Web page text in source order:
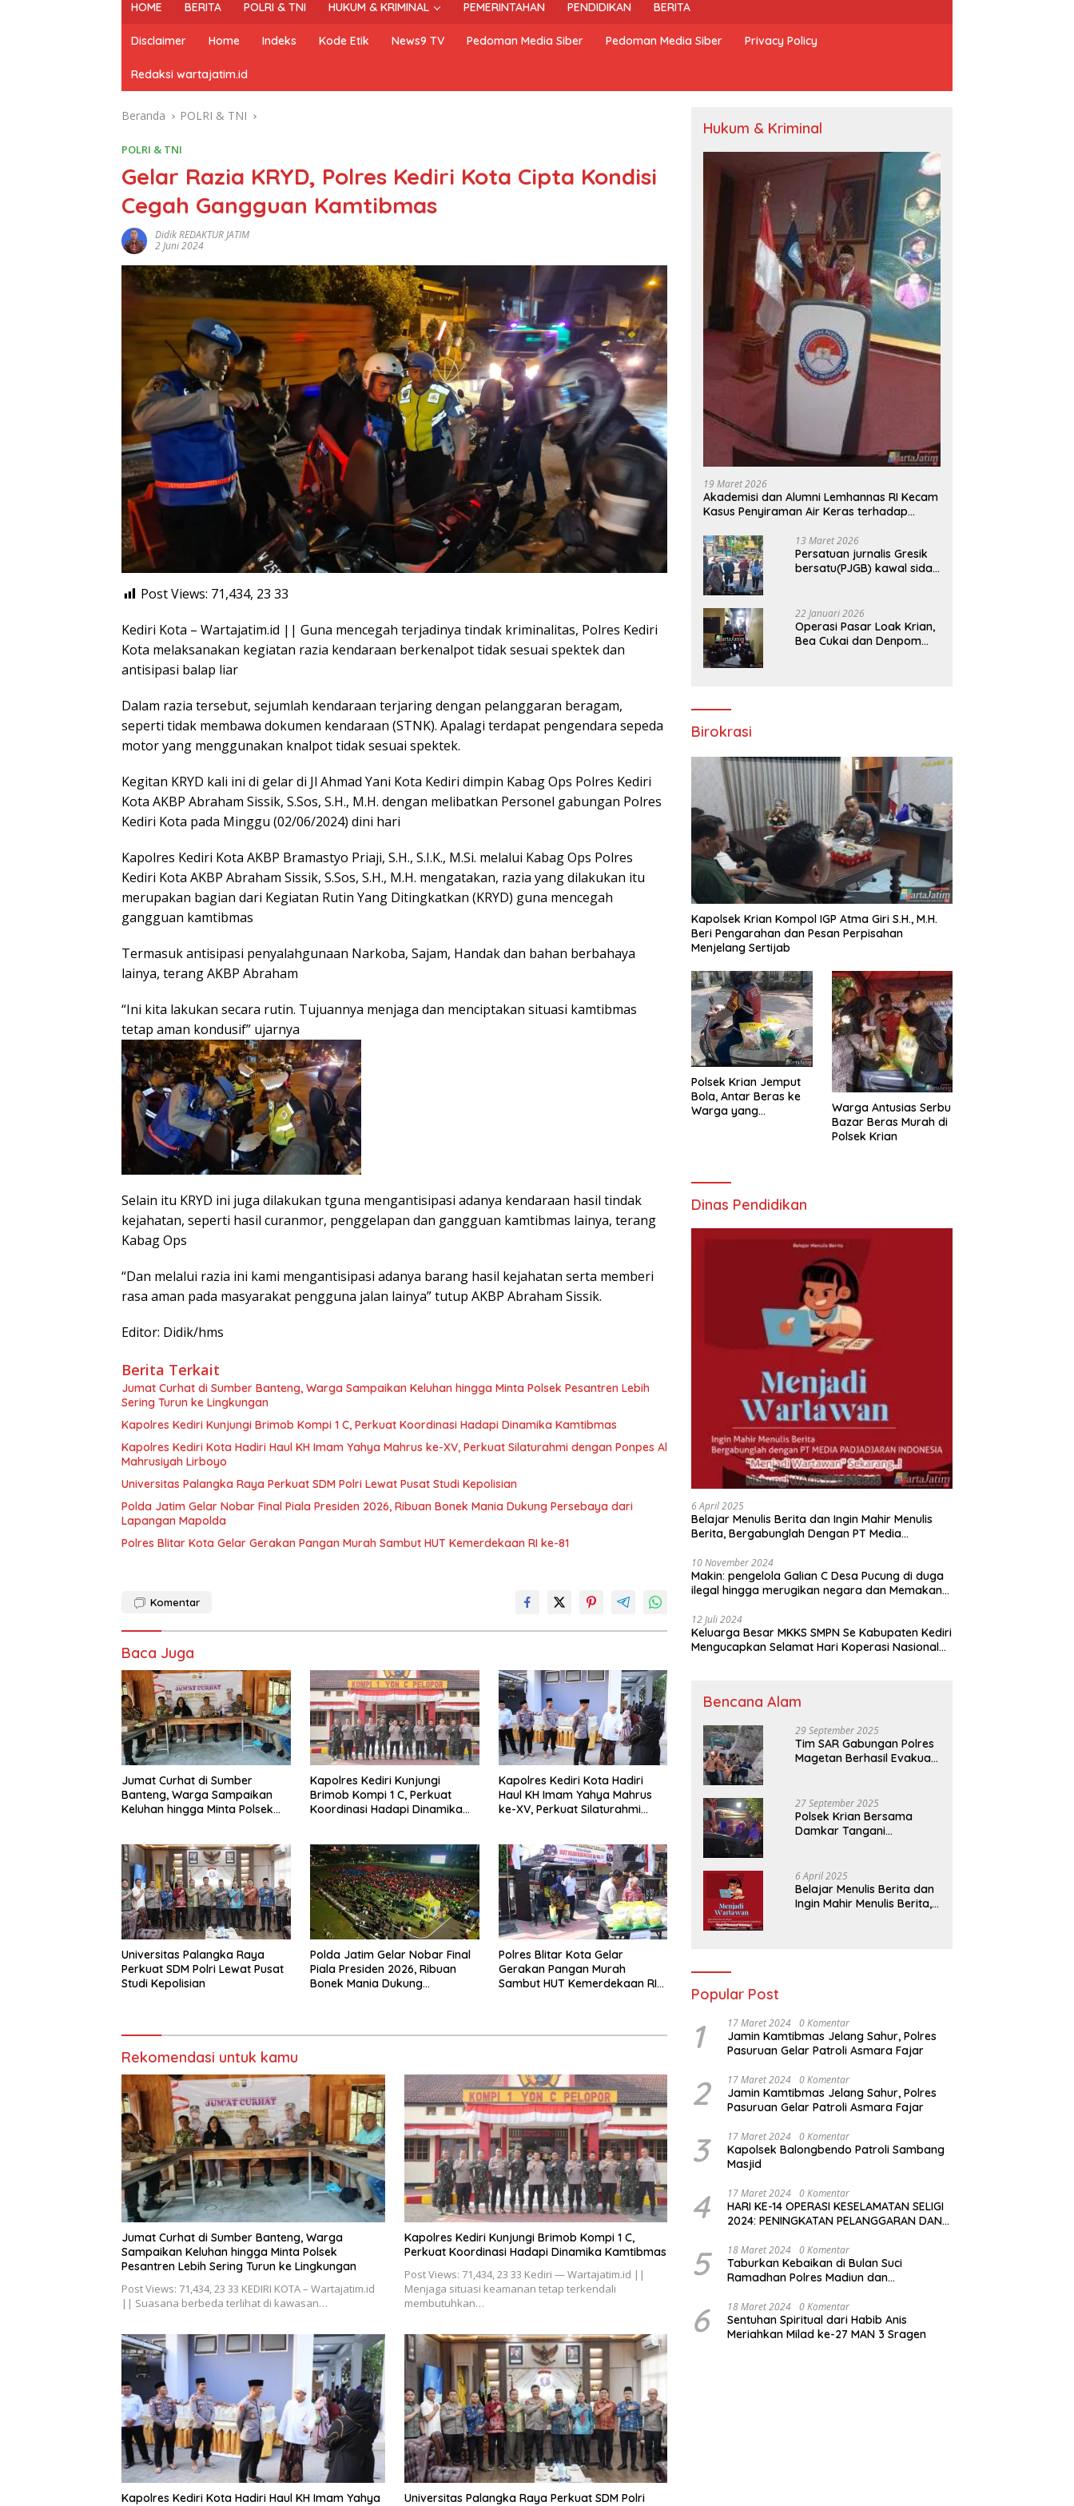
HOME BERITA POLRI & TNI HUKUM & KRIMINAL PEMERINTAHAN PENDIDIKAN BERITA
Disclaimer Home Indeks Kode Etik News9 TV Pedoman Media Siber Pedoman Media Siber Privacy Policy
Redaksi wartajatim.id
Beranda POLRI & TNI
POLRI & TNI
Gelar Razia KRYD, Polres Kediri Kota Cipta Kondisi
Cegah Gangguan Kamtibmas
Didik REDAKTUR JATIM
2 Juni 2024
Post Views: 71,434, 23 33
Kediri Kota – Wartajatim.id || Guna mencegah terjadinya tindak kriminalitas, Polres Kediri
Kota melaksanakan kegiatan razia kendaraan berkenalpot tidak sesuai spektek dan
antisipasi balap liar
Dalam razia tersebut, sejumlah kendaraan terjaring dengan pelanggaran beragam,
seperti tidak membawa dokumen kendaraan (STNK). Apalagi terdapat pengendara sepeda
motor yang menggunakan knalpot tidak sesuai spektek.
Kegitan KRYD kali ini di gelar di Jl Ahmad Yani Kota Kediri dimpin Kabag Ops Polres Kediri
Kota AKBP Abraham Sissik, S.Sos, S.H., M.H. dengan melibatkan Personel gabungan Polres
Kediri Kota pada Minggu (02/06/2024) dini hari
Kapolres Kediri Kota AKBP Bramastyo Priaji, S.H., S.I.K., M.Si. melalui Kabag Ops Polres
Kediri Kota AKBP Abraham Sissik, S.Sos, S.H., M.H. mengatakan, razia yang dilakukan itu
merupakan bagian dari Kegiatan Rutin Yang Ditingkatkan (KRYD) guna mencegah
gangguan kamtibmas
Termasuk antisipasi penyalahgunaan Narkoba, Sajam, Handak dan bahan berbahaya
lainya, terang AKBP Abraham
“Ini kita lakukan secara rutin. Tujuannya menjaga dan menciptakan situasi kamtibmas
tetap aman kondusif” ujarnya
Selain itu KRYD ini juga dilakukan tguna mengantisipasi adanya kendaraan hasil tindak
kejahatan, seperti hasil curanmor, penggelapan dan gangguan kamtibmas lainya, terang
Kabag Ops
“Dan melalui razia ini kami mengantisipasi adanya barang hasil kejahatan serta memberi
rasa aman pada masyarakat pengguna jalan lainya” tutup AKBP Abraham Sissik.
Editor: Didik/hms
Berita Terkait
Jumat Curhat di Sumber Banteng, Warga Sampaikan Keluhan hingga Minta Polsek Pesantren Lebih
Sering Turun ke Lingkungan
Kapolres Kediri Kunjungi Brimob Kompi 1 C, Perkuat Koordinasi Hadapi Dinamika Kamtibmas
Kapolres Kediri Kota Hadiri Haul KH Imam Yahya Mahrus ke-XV, Perkuat Silaturahmi dengan Ponpes Al
Mahrusiyah Lirboyo
Universitas Palangka Raya Perkuat SDM Polri Lewat Pusat Studi Kepolisian
Polda Jatim Gelar Nobar Final Piala Presiden 2026, Ribuan Bonek Mania Dukung Persebaya dari
Lapangan Mapolda
Polres Blitar Kota Gelar Gerakan Pangan Murah Sambut HUT Kemerdekaan RI ke-81
Komentar
Baca Juga
Jumat Curhat di Sumber
Banteng, Warga Sampaikan
Keluhan hingga Minta Polsek
Kapolres Kediri Kunjungi
Brimob Kompi 1 C, Perkuat
Koordinasi Hadapi Dinamika
Kapolres Kediri Kota Hadiri
Haul KH Imam Yahya Mahrus
ke-XV, Perkuat Silaturahmi
Universitas Palangka Raya
Perkuat SDM Polri Lewat Pusat
Studi Kepolisian
Polda Jatim Gelar Nobar Final
Piala Presiden 2026, Ribuan
Bonek Mania Dukung
Polres Blitar Kota Gelar
Gerakan Pangan Murah
Sambut HUT Kemerdekaan RI
Rekomendasi untuk kamu
Jumat Curhat di Sumber Banteng, Warga
Sampaikan Keluhan hingga Minta Polsek
Pesantren Lebih Sering Turun ke Lingkungan
Post Views: 71,434, 23 33 KEDIRI KOTA – Wartajatim.id
|| Suasana berbeda terlihat di kawasan…
Kapolres Kediri Kunjungi Brimob Kompi 1 C,
Perkuat Koordinasi Hadapi Dinamika Kamtibmas
Post Views: 71,434, 23 33 Kediri — Wartajatim.id ||
Menjaga situasi keamanan tetap terkendali
membutuhkan…
Kapolres Kediri Kota Hadiri Haul KH Imam Yahya
Universitas Palangka Raya Perkuat SDM Polri
Hukum & Kriminal
19 Maret 2026
Akademisi dan Alumni Lemhannas RI Kecam
Kasus Penyiraman Air Keras terhadap
13 Maret 2026
Persatuan jurnalis Gresik
bersatu(PJGB) kawal sidak
atas nama Molyo Cipto
amin
22 Januari 2026
Operasi Pasar Loak Krian,
Bea Cukai dan Denpom
Birokrasi
Kapolsek Krian Kompol IGP Atma Giri S.H., M.H.
Beri Pengarahan dan Pesan Perpisahan
Menjelang Sertijab
Polsek Krian Jemput
Bola, Antar Beras ke
Warga yang
Warga Antusias Serbu
Bazar Beras Murah di
Polsek Krian
Dinas Pendidikan
6 April 2025
Belajar Menulis Berita dan Ingin Mahir Menulis
Berita, Bergabunglah Dengan PT Media
10 November 2024
Makin: pengelola Galian C Desa Pucung di duga
ilegal hingga merugikan negara dan Memakan
12 Juli 2024
Keluarga Besar MKKS SMPN Se Kabupaten Kediri
Mengucapkan Selamat Hari Koperasi Nasional
Bencana Alam
29 September 2025
Tim SAR Gabungan Polres
Magetan Berhasil Evakuasi
27 September 2025
Polsek Krian Bersama
Damkar Tangani
Cluster Lotus
6 April 2025
Belajar Menulis Berita dan
Ingin Mahir Menulis Berita,
Popular Post
1 17 Maret 2024 0 Komentar
Jamin Kamtibmas Jelang Sahur, Polres
Pasuruan Gelar Patroli Asmara Fajar
2 17 Maret 2024 0 Komentar
Jamin Kamtibmas Jelang Sahur, Polres
Pasuruan Gelar Patroli Asmara Fajar
3 17 Maret 2024 0 Komentar
Kapolsek Balongbendo Patroli Sambang
Masjid
4 17 Maret 2024 0 Komentar
HARI KE-14 OPERASI KESELAMATAN SELIGI
2024: PENINGKATAN PELANGGARAN DAN
5 18 Maret 2024 0 Komentar
Taburkan Kebaikan di Bulan Suci
Ramadhan Polres Madiun dan
6 18 Maret 2024 0 Komentar
Sentuhan Spiritual dari Habib Anis
Meriahkan Milad ke-27 MAN 3 Sragen